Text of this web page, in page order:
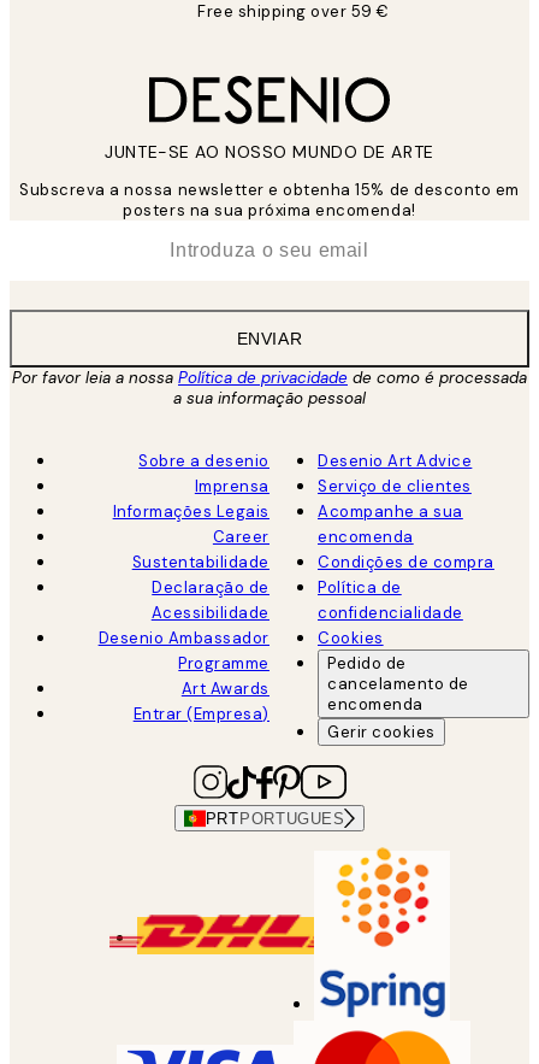
Free shipping over 59 €
JUNTE-SE AO NOSSO MUNDO DE ARTE
Subscreva a nossa newsletter e obtenha 15% de desconto em
posters na sua próxima encomenda!
ENVIAR
Por favor leia a nossa Política de privacidade de como é processada
a sua informação pessoal
Sobre a desenio
Imprensa
Informações Legais
Career
Sustentabilidade
Declaração de
Acessibilidade
Desenio Ambassador
Programme
Art Awards
Entrar (Empresa)
Desenio Art Advice
Serviço de clientes
Acompanhe a sua
encomenda
Condições de compra
Política de
confidencialidade
Cookies
Pedido de
cancelamento de
encomenda
Gerir cookies
PRT PORTUGUES